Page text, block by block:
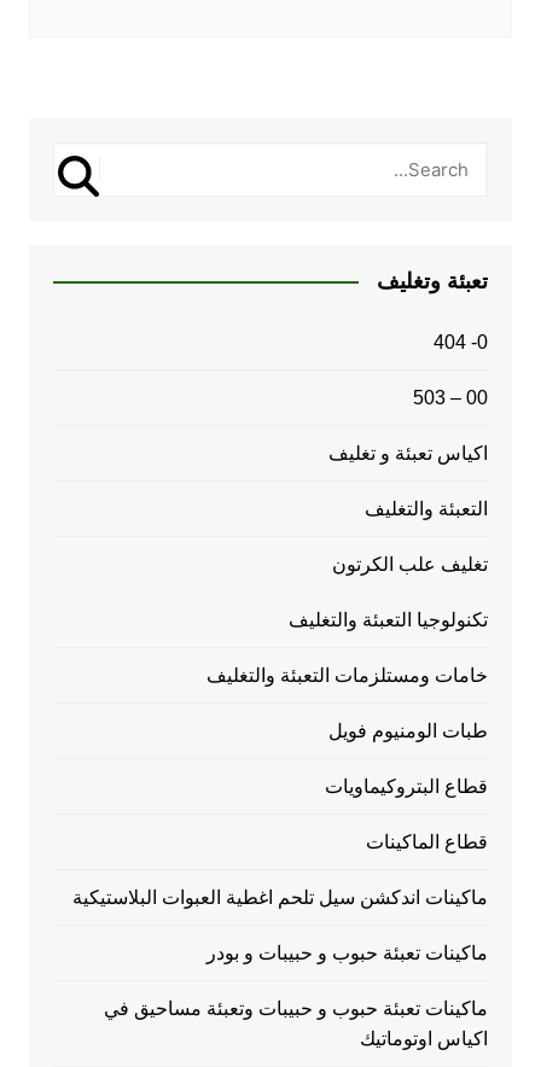
تعبئة وتغليف
0- 404
00 – 503
اكياس تعبئة و تغليف
التعبئة والتغليف
تغليف علب الكرتون
تكنولوجيا التعبئة والتغليف
خامات ومستلزمات التعبئة والتغليف
طبات الومنيوم فويل
قطاع البتروكيماويات
قطاع الماكينات
ماكينات اندكشن سيل تلحم اغطية العبوات البلاستيكية
ماكينات تعبئة حبوب و حبيبات و بودر
ماكينات تعبئة حبوب و حبيبات وتعبئة مساحيق في
اكياس اوتوماتيك